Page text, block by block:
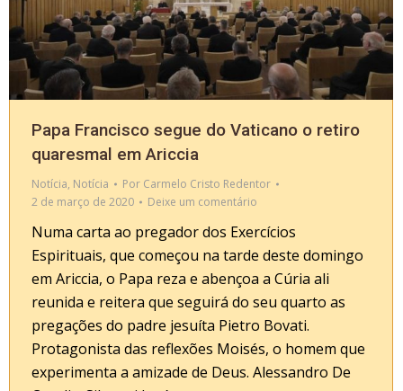
Papa Francisco segue do Vaticano o retiro
quaresmal em Ariccia
Notícia, Notícia Por Carmelo Cristo Redentor
2 de março de 2020
Deixe um comentário
Numa carta ao pregador dos Exercícios
Espirituais, que começou na tarde deste domingo
em Ariccia, o Papa reza e abençoa a Cúria ali
reunida e reitera que seguirá do seu quarto as
pregações do padre jesuíta Pietro Bovati.
Protagonista das reflexões Moisés, o homem que
experimenta a amizade de Deus. Alessandro De